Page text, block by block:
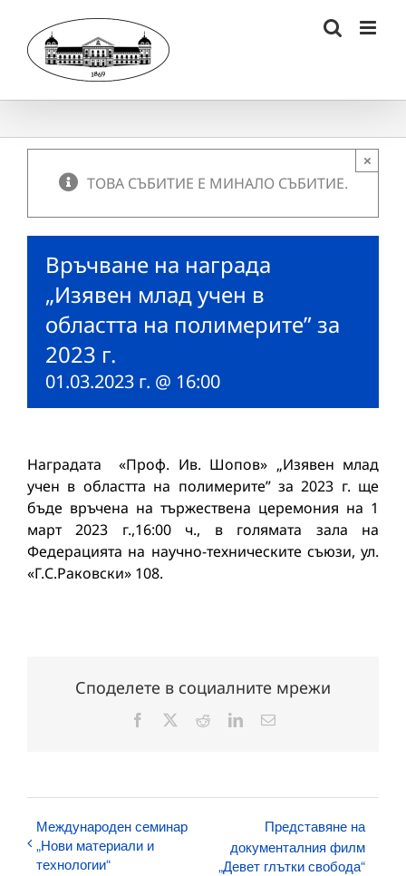
content
ТОВА СЪБИТИЕ Е МИНАЛО СЪБИТИЕ.
×
Връчване на награда
„Изявен млад учен в
областта на полимерите” за
2023 г.
01.03.2023 г. @ 16:00
Наградата «Проф. Ив. Шопов» „Изявен млад
учен в областта на полимерите” за 2023 г. ще
бъде връчена на тържествена церемония на 1
март 2023 г.,16:00 ч., в голямата зала на
Федерацията на научно-техническите съюзи, ул.
«Г.С.Раковски» 108.
Споделете в социалните мрежи
Facebook RedditLinkedInЕлектронна
Международен семинар
„Нови материали и
технологии“
Представяне на
документалния филм
„Девет глътки свобода“